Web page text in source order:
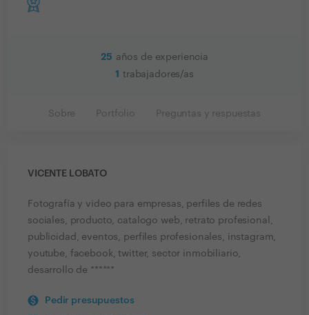
25 años de experiencia
1 trabajadores/as
Sobre Portfolio Preguntas y respuestas
VICENTE LOBATO
Fotografía y video para empresas, perfiles de redes
sociales, producto, catalogo web, retrato profesional,
publicidad, eventos, perfiles profesionales, instagram,
youtube, facebook, twitter, sector inmobiliario,
desarrollo de ******
Pedir presupuestos